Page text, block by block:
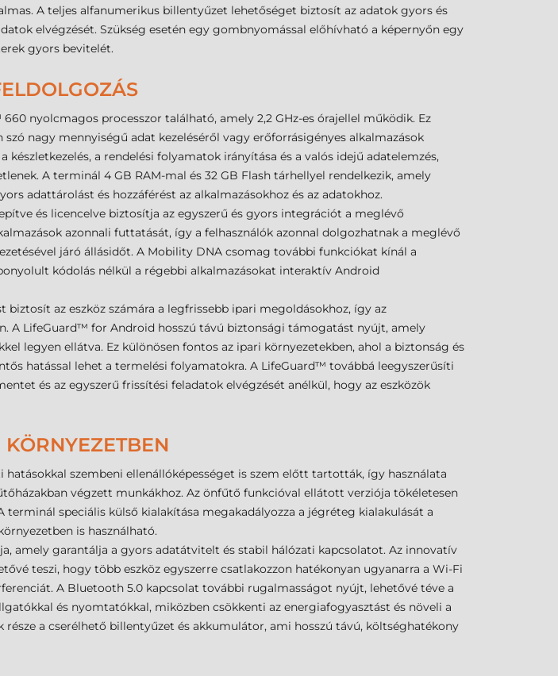
A teljes alfanumerikus billentyűzet lehetőséget biztosít az adatok gyors és
elvégzését. Szükség esetén egy gombnyomással előhívható a képernyőn egy
gyors bevitelét.
nyolcmagos processzor található, amely 2,2 GHz-es órajellel működik. Ez
nagy mennyiségű adat kezeléséről vagy erőforrásigényes alkalmazások
a rendelési folyamatok irányítása és a valós idejű adatelemzés,
A terminál 4 GB RAM-mal és 32 GB Flash tárhellyel rendelkezik, amely
adattárolást és hozzáférést az alkalmazásokhoz és az adatokhoz.
és licencelve biztosítja az egyszerű és gyors integrációt a meglévő
azonnali futtatását, így a felhasználók azonnal dolgozhatnak a meglévő
járó állásidőt. A Mobility DNA csomag további funkciókat kínál a
kódolás nélkül a régebbi alkalmazásokat interaktív Android
az eszköz számára a legfrissebb ipari megoldásokhoz, így az
A LifeGuard™ for Android hosszú távú biztonsági támogatást nyújt, amely
legyen ellátva. Ez különösen fontos az ipari környezetekben, ahol a biztonság és
hatással lehet a termelési folyamatokra. A LifeGuard™ továbbá leegyszerűsíti
és az egyszerű frissítési feladatok elvégzését anélkül, hogy az eszközök
szembeni ellenállóképességet is szem előtt tartották, így használata
végzett munkákhoz. Az önfűtő funkcióval ellátott verziója tökéletesen
speciális külső kialakítása megakadályozza a jégréteg kialakulását a
is használható.
amely garantálja a gyors adatátvitelt és stabil hálózati kapcsolatot. Az innovatív
teszi, hogy több eszköz egyszerre csatlakozzon hatékonyan ugyanarra a Wi-Fi
A Bluetooth 5.0 kapcsolat további rugalmasságot nyújt, lehetővé téve a
és nyomtatókkal, miközben csökkenti az energiafogyasztást és növeli a
a cserélhető billentyűzet és akkumulátor, ami hosszú távú, költséghatékony